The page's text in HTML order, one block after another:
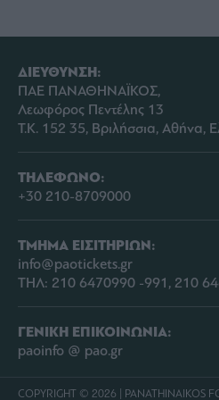
ΔΙΕΥΘΥΝΣΗ:
ΠΑΕ ΠΑΝΑΘΗΝΑΪΚΟΣ,
Λεωφόρος Πεντέλης 13
Τ.Κ. 152 35, Βριλήσσια, Αθήνα,
ΤΗΛΕΦΩΝΟ:
+30 210-8709000
ΤΜΗΜΑ ΕΙΣΙΤΗΡΙΩΝ:
info@paotickets.gr
ΤΗΛ: 210 6470990 -991, 210
ΓΕΝΙΚΗ ΕΠΙΚΟΙΝΩΝΙΑ:
paoinfo @ pao.gr
COPYRIGHT © 2026 | PANATHINAIKOS